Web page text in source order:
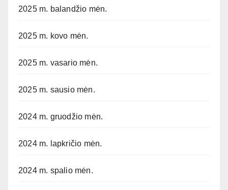
2025 m. balandžio mėn.
2025 m. kovo mėn.
2025 m. vasario mėn.
2025 m. sausio mėn.
2024 m. gruodžio mėn.
2024 m. lapkričio mėn.
2024 m. spalio mėn.